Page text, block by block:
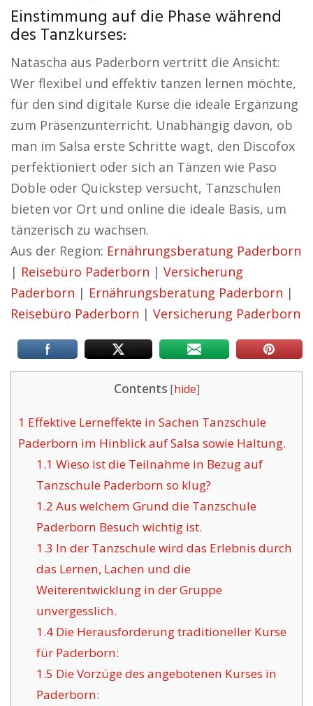
Einstimmung auf die Phase während
des Tanzkurses:
Natascha aus Paderborn vertritt die Ansicht:
Wer flexibel und effektiv tanzen lernen möchte,
für den sind digitale Kurse die ideale Ergänzung
zum Präsenzunterricht. Unabhängig davon, ob
man im Salsa erste Schritte wagt, den Discofox
perfektioniert oder sich an Tänzen wie Paso
Doble oder Quickstep versucht, Tanzschulen
bieten vor Ort und online die ideale Basis, um
tänzerisch zu wachsen.
Aus der Region: Ernährungsberatung Paderborn
| Reisebüro Paderborn | Versicherung
Paderborn | Ernährungsberatung Paderborn |
Reisebüro Paderborn | Versicherung Paderborn
Contents [hide]
1 Effektive Lerneffekte in Sachen Tanzschule
Paderborn im Hinblick auf Salsa sowie Haltung.
1.1 Wieso ist die Teilnahme in Bezug auf
Tanzschule Paderborn so klug?
1.2 Aus welchem Grund die Tanzschule
Paderborn Besuch wichtig ist.
1.3 In der Tanzschule wird das Erlebnis durch
das Lernen, Lachen und die
Weiterentwicklung in der Gruppe
unvergesslich.
1.4Die Herausforderung traditioneller Kurse
für Paderborn:
1.5 Die Vorzüge des angebotenen Kurses in
Paderborn: